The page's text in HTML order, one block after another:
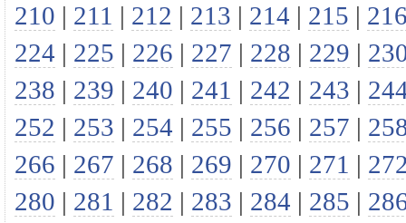
210 | 211 | 212 | 213 | 214 | 215 |
224 | 225 | 226 | 227 | 228 | 229 |
238 | 239 | 240 | 241 | 242 | 243 |
252 | 253 | 254 | 255 | 256 | 257 |
266 | 267 | 268 | 269 | 270 | 271 |
280 | 281 | 282 | 283 | 284 | 285 |